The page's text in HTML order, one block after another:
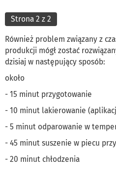
Strona 2 z 2
Również problem związany z
produkcji mógł zostać
dzisiaj w następujący sposób:
około
- 15 minut przygotowanie
- 10 minut lakierowanie
- 5 minut odparowanie w
- 45 minut suszenie w piecu
- 20 minut chłodzenia